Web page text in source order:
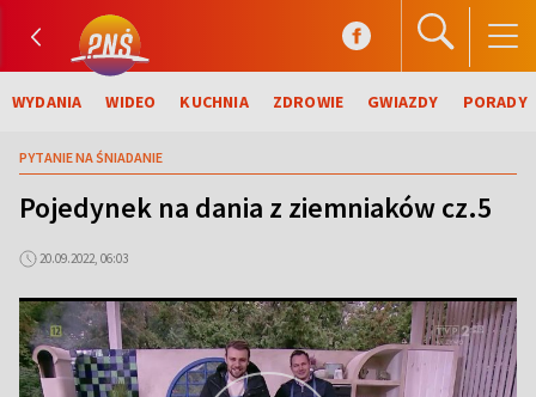
WYDANIA WIDEO KUCHNIA ZDROWIE GWIAZDY PORADY
PYTANIE NA ŚNIADANIE
Pojedynek na dania z ziemniaków cz.5
20.09.2022, 06:03